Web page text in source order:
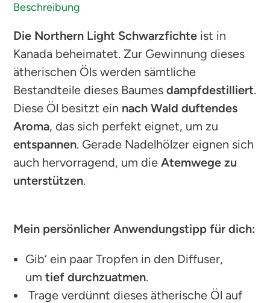
Beschreibung
Die Northern Light Schwarzfichte ist in
Kanada beheimatet. Zur Gewinnung dieses
ätherischen Öls werden sämtliche
Bestandteile dieses Baumesdampfdestilliert.
Diese Öl besitzt ein nach Wald duftendes
Aroma, das sich perfekt eignet, um zu
entspannen. Gerade Nadelhölzer eignen sich
auch hervorragend, um dieAtemwege zu
unterstützen.
Mein persönlicher Anwendungstipp für dich:
Gib‘ ein paar Tropfen in den Diffuser,
umtief durchzuatmen.
Trage verdünnt dieses ätherische Öl auf